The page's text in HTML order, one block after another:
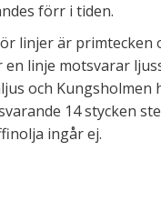
förr i tiden.
linjer är primtecken
en linje motsvarar
och Kungsholmen
14 stycken
ingår ej.